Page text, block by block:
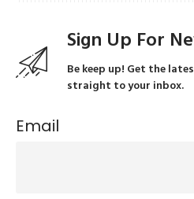
Sign Up For
Be keep up! Get the
straight to your inbox.
Email